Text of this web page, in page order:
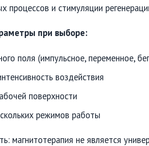
процессов и стимуляции
при выборе:
поля (импульсное, переменное,
воздействия
поверхности
режимов работы
магнитотерапия не является